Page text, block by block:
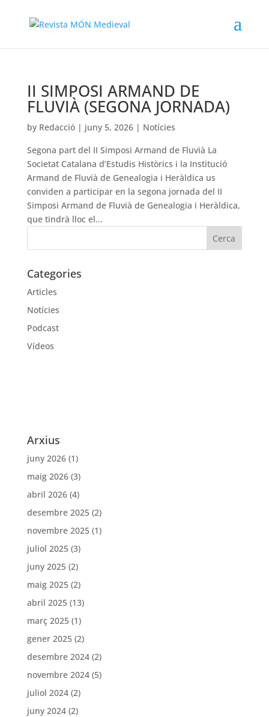
II SIMPOSI ARMAND DE
FLUVIÀ (SEGONA JORNADA)
by Redacció| juny 5, 2026| Notícies
Segona part del II Simposi Armand de Fluvià La
Societat Catalana d’Estudis Històrics i la Institució
Armand de Fluvià de Genealogia i Heràldica us
conviden a participar en la segona jornada del II
Simposi Armand de Fluvià de Genealogia i Heràldica,
que tindrà lloc el...
Categories
Articles
Notícies
Podcast
Vídeos
Arxius
juny 2026(1)
maig 2026(3)
abril 2026(4)
desembre 2025(2)
novembre 2025(1)
juliol 2025(3)
juny 2025(2)
maig 2025(2)
abril 2025(13)
març 2025(1)
gener 2025(2)
desembre 2024(2)
novembre 2024(5)
juliol 2024(2)
juny 2024(2)